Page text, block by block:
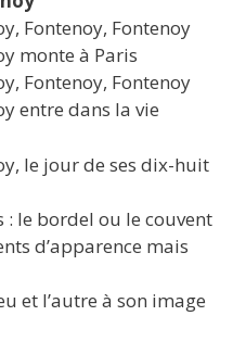
Fontenoy, Fontenoy
monte à Paris
Fontenoy, Fontenoy
entre dans la vie
le jour de ses dix-huit
: le bordel ou le couvent
d’apparence mais
et l’autre à son image